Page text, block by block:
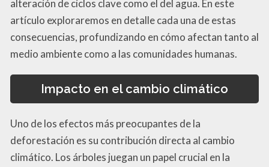
alteración de ciclos clave como el del agua. En este
artículo exploraremos en detalle cada una de estas
consecuencias, profundizando en cómo afectan tanto al
medio ambiente como a las comunidades humanas.
Impacto en el cambio climático
Uno de los efectos más preocupantes de la
deforestación es su contribución directa al cambio
climático. Los árboles juegan un papel crucial en la